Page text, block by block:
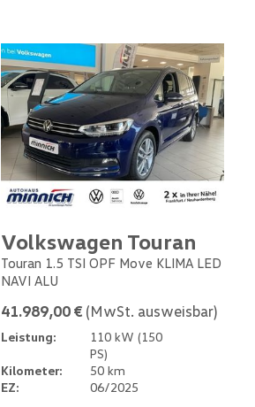
Volkswagen Touran
Touran 1.5 TSI OPF Move KLIMA LED
NAVI ALU
41.989,00 € (MwSt. ausweisbar)
Leistung:
110 kW (150
PS)
Kilometer:
50 km
EZ:
06/2025